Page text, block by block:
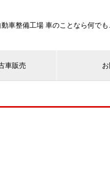
車整備工場 車のことなら何で
車販売